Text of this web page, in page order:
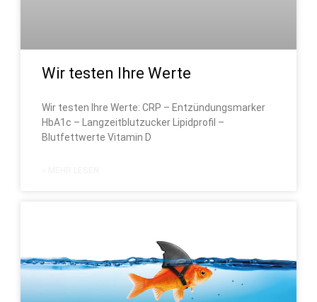
Wir testen Ihre Werte
Wir testen Ihre Werte: CRP – Entzündungsmarker
HbA1c – Langzeitblutzucker Lipidprofil –
Blutfettwerte Vitamin D